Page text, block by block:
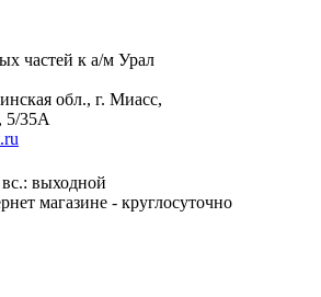
частей к а/м Урал
обл., г. Миасс,
5/35А
вс.: выходной
магазине - круглосуточно